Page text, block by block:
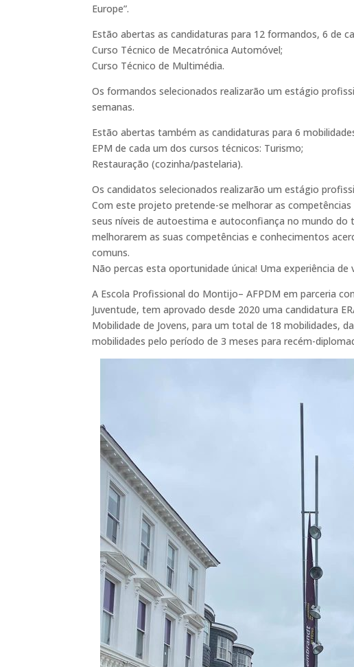
Europe”.
Estão abertas as candidaturas para 12 formandos, 6 de
Curso Técnico de Mecatrónica Automóvel;
Curso Técnico de Multimédia.
Os formandos selecionados realizarão um estágio
semanas.
Estão abertas também as candidaturas para 6
EPM de cada um dos cursos técnicos: Turismo;
Restauração (cozinha/pastelaria).
Os candidatos selecionados realizarão um estágio
Com este projeto pretende-se melhorar as
seus níveis de autoestima e autoconfiança no mundo
melhorarem as suas competências e conhecimentos
comuns.
Não percas esta oportunidade única! Uma experiência de
A Escola Profissional do Montijo– AFPDM em parceria
Juventude, tem aprovado desde 2020 uma candidatura
Mobilidade de Jovens, para um total de 18 mobilidades,
mobilidades pelo período de 3 meses para recém-